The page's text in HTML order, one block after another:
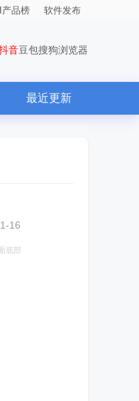
产品榜 软件发布
音豆包搜狗浏览器
最近更新
16
底部